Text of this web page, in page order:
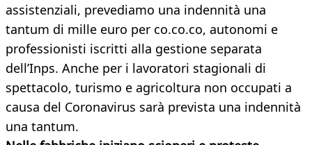
assistenziali, prevediamo una indennità una
tantum di mille euro per co.co.co, autonomi e
professionisti iscritti alla gestione separata
dell’Inps. Anche per i lavoratori stagionali di
spettacolo, turismo e agricoltura non occupati a
causa del Coronavirus sarà prevista una indennità
una tantum.